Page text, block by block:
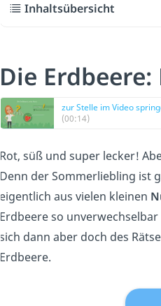
Inhaltsübersicht
Die
zur Stelle im Video
(00:14)
Rot, süß und super lecker!
Denn der Sommerliebling ist
eigentlich aus vielen kleinen
Erdbeere so
sich dann aber doch des
Erdbeere.